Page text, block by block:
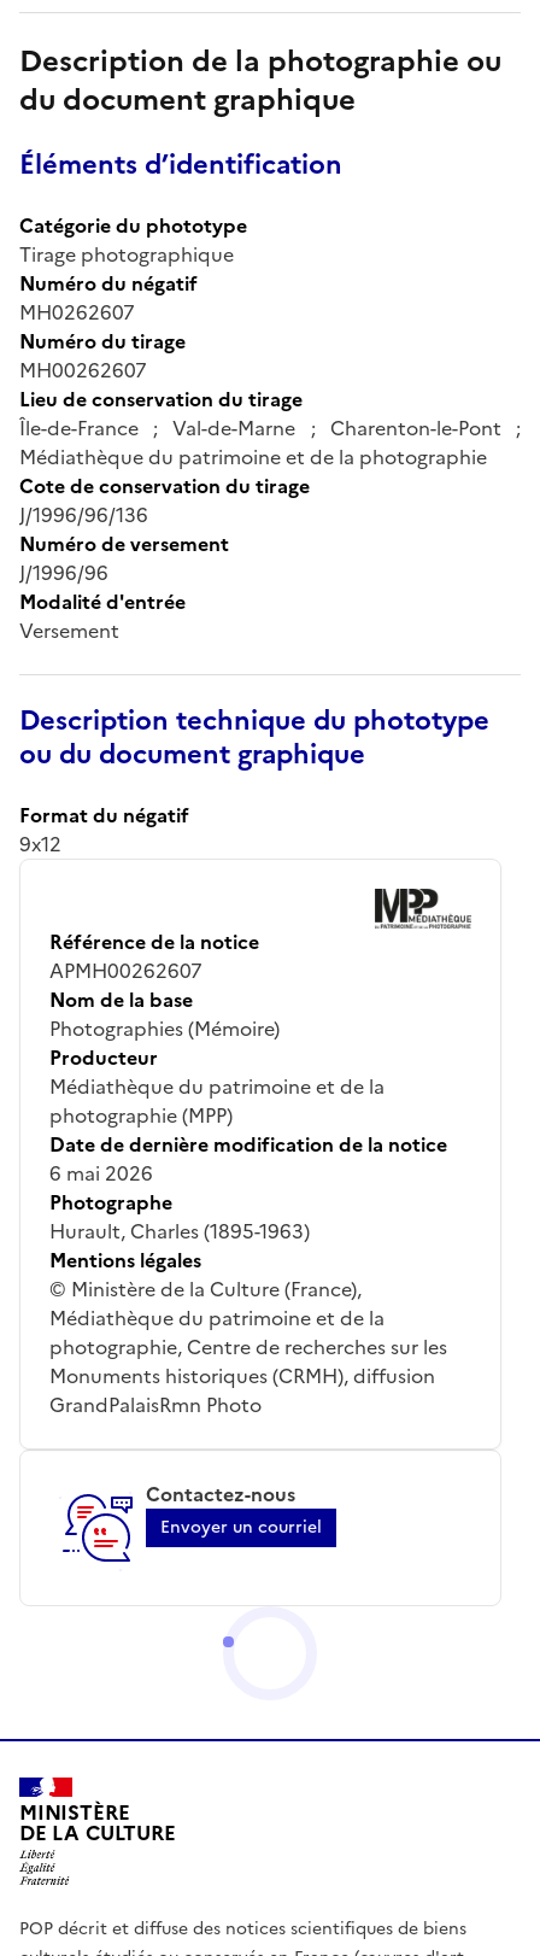
Description de la photographie ou
du document graphique
Éléments d’identification
Catégorie du phototype
Tirage photographique
Numéro du négatif
MH0262607
Numéro du tirage
MH00262607
Lieu de conservation du tirage
Île-de-France ; Val-de-Marne ; Charenton-le-Pont ;
Médiathèque du patrimoine et de la photographie
Cote de conservation du tirage
J/1996/96/136
Numéro de versement
J/1996/96
Modalité d'entrée
Versement
Description technique du phototype
ou du document graphique
Format du négatif
9x12
Référence de la notice
APMH00262607
Nom de la base
Photographies (Mémoire)
Producteur
Médiathèque du patrimoine et de la
photographie (MPP)
Date de dernière modification de la notice
6 mai 2026
Photographe
Hurault, Charles (1895-1963)
Mentions légales
© Ministère de la Culture (France),
Médiathèque du patrimoine et de la
photographie, Centre de recherches sur les
Monuments historiques (CRMH), diffusion
GrandPalaisRmn Photo
Contactez-nous
Envoyer un courriel
MINISTÈRE
DE LA CULTURE
POP décrit et diffuse des notices scientifiques de biens